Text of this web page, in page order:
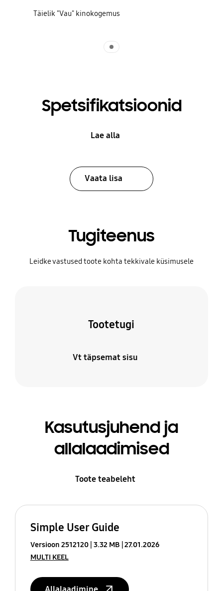
Täielik "Vau" kinokogemus
Spetsifikatsioonid
Lae alla
Vaata lisa
Tugiteenus
Leidke vastused toote kohta tekkivale küsimusele
Tootetugi
Vt täpsemat sisu
Kasutusjuhend ja
allalaadimised
Toote teabeleht
Simple User Guide
Versioon 2512120 3.32 MB 27.01.2026
MULTI KEEL